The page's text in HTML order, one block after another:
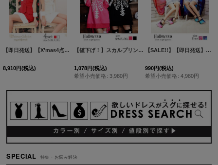
絞り込む
【即日発送】【X'mas4点セット】ウエストリボンサンタコスプレ[HC03] [170623YN-
8,910円(税込)
【値下げ！】スカルプリントパーカーコスプレ【ハロウィン】【S-XLサイズ/2カラー】(7108sockSB B-W) [HC03]
1,078円(税込)
希望小売価格 : 3,980円
【SALE!!】【即日発送】【ハロウィン】フェスにもオススメ！インスタ映え確実な蝶々コスプレ【フリーサイズ/2カラー】（S709OMBRE BxP_BxBL）[HC03]
990円(税込)
希望小売価格 : 4,980円
SPECIAL 特集・お悩み解決